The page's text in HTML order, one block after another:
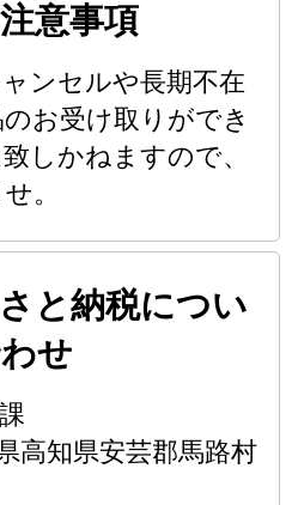
意事項
ンセルや長期不在
お受け取りができ
しかねますので、
。
と納税につい
せ
高知県安芸郡馬路村